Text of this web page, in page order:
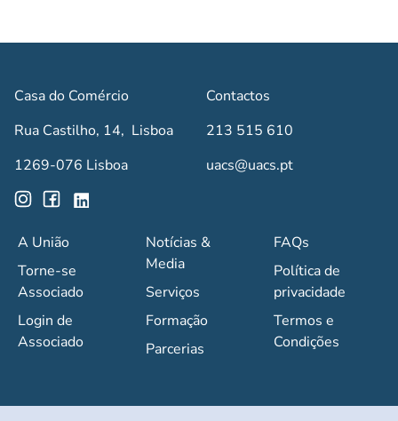
Casa do Comércio
Rua Castilho, 14, Lisboa
1269-076 Lisboa
Contactos
213 515 610
uacs@uacs.pt
A União
Torne-se
Associado
Login de
Associado
Notícias &
Media
Serviços
Formação
Parcerias
FAQs
Política de
privacidade
Termos e
Condições